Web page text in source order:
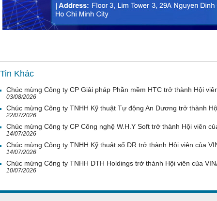
Tin Khác
Chúc mừng Công ty CP Giải pháp Phần mềm HTC trở thành Hội
03/08/2026
Chúc mừng Công ty TNHH Kỹ thuật Tự động An Dương trở thành
22/07/2026
Chúc mừng Công ty CP Công nghệ W.H.Y Soft trở thành Hội viên
14/07/2026
Chúc mừng Công ty TNHH Kỹ thuật số DR trở thành Hội viên của
14/07/2026
Chúc mừng Công ty TNHH DTH Holdings trở thành Hội viên của
10/07/2026